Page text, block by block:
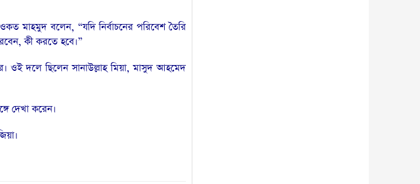
মাহমুদ বলেন, “যদি নির্বাচনের পরিবেশ তৈরি
কী করতে হবে।”
ওই দলে ছিলেন সানাউল্লাহ মিয়া, মাসুদ আহমেদ
দেখা করেন।